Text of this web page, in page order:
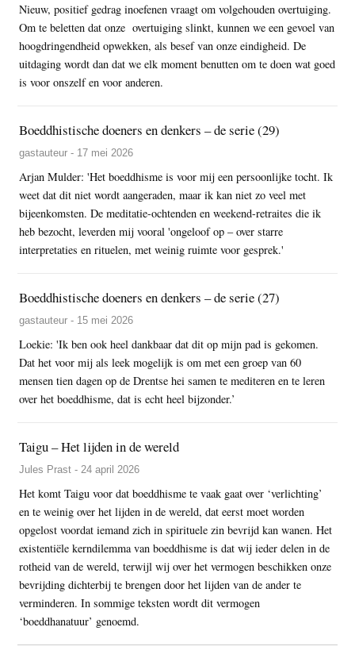
Nieuw, positief gedrag inoefenen vraagt om volgehouden overtuiging.
Om te beletten dat onze overtuiging slinkt, kunnen we een gevoel van
hoogdringendheid opwekken, als besef van onze eindigheid. De
uitdaging wordt dan dat we elk moment benutten om te doen wat goed
is voor onszelf en voor anderen.
Boeddhistische doeners en denkers – de serie (29)
gastauteur - 17 mei 2026
Arjan Mulder: 'Het boeddhisme is voor mij een persoonlijke tocht. Ik
weet dat dit niet wordt aangeraden, maar ik kan niet zo veel met
bijeenkomsten. De meditatie-ochtenden en weekend-retraites die ik
heb bezocht, leverden mij vooral 'ongeloof op – over starre
interpretaties en rituelen, met weinig ruimte voor gesprek.'
Boeddhistische doeners en denkers – de serie (27)
gastauteur - 15 mei 2026
Loekie: 'Ik ben ook heel dankbaar dat dit op mijn pad is gekomen.
Dat het voor mij als leek mogelijk is om met een groep van 60
mensen tien dagen op de Drentse hei samen te mediteren en te leren
over het boeddhisme, dat is echt heel bijzonder.’
Taigu – Het lijden in de wereld
Jules Prast - 24 april 2026
Het komt Taigu voor dat boeddhisme te vaak gaat over ‘verlichting’
en te weinig over het lijden in de wereld, dat eerst moet worden
opgelost voordat iemand zich in spirituele zin bevrijd kan wanen. Het
existentiële kerndilemma van boeddhisme is dat wij ieder delen in de
rotheid van de wereld, terwijl wij over het vermogen beschikken onze
bevrijding dichterbij te brengen door het lijden van de ander te
verminderen. In sommige teksten wordt dit vermogen
‘boeddhanatuur’ genoemd.